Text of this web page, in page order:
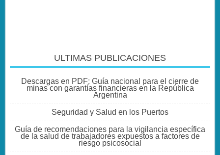
ULTIMAS PUBLICACIONES
Descargas en PDF: Guía nacional para el cierre de
minas con garantías financieras en la República
Argentina
Seguridad y Salud en los Puertos
Guía de recomendaciones para la vigilancia específica
de la salud de trabajadores expuestos a factores de
riesgo psicosocial